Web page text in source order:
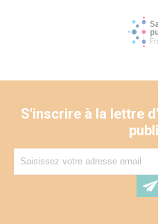
S'inscrire à la lettre